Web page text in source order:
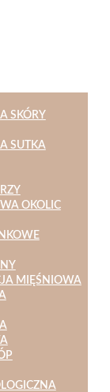
SKÓRY
SUTKA
OKOLIC
MIĘŚNIOWA